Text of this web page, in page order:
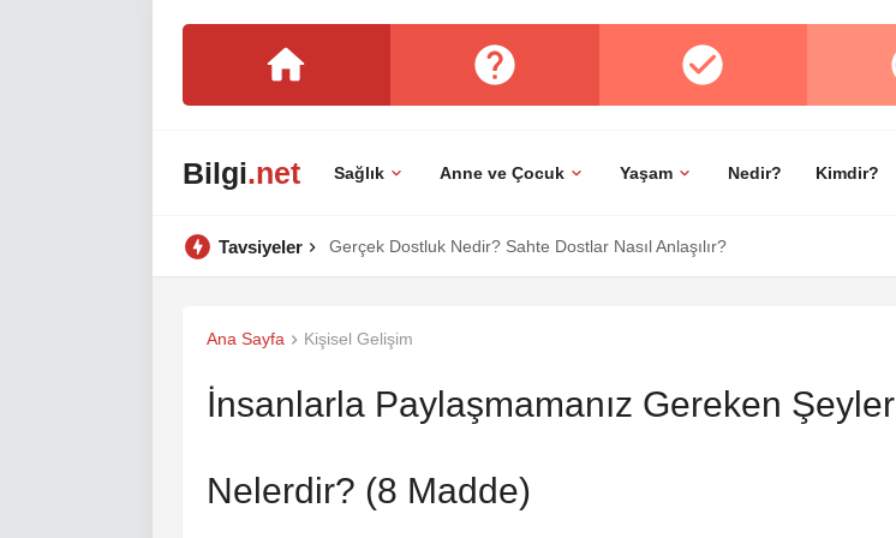
Bilgi.net Sağlık Anne ve Çocuk Yaşam Nedir? Kimdir?
Tavsiyeler Gerçek Dostluk Nedir? Sahte Dostlar Nasıl Anlaşılır?
Ana Sayfa Kişisel Gelişim
İnsanlarla Paylaşmamanız Gereken Şeyler
Nelerdir? (8 Madde)